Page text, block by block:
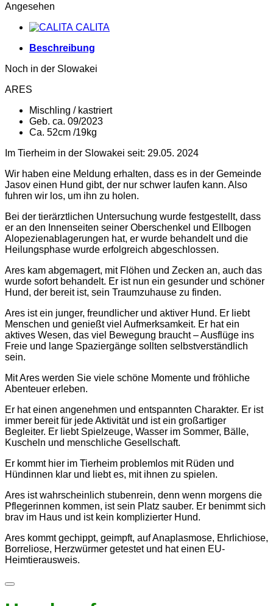
Angesehen
CALITA
Beschreibung
Noch in der Slowakei
ARES
Mischling / kastriert
Geb. ca. 09/2023
Ca. 52cm /19kg
Im Tierheim in der Slowakei seit: 29.05. 2024
Wir haben eine Meldung erhalten, dass es in der Gemeinde
Jasov einen Hund gibt, der nur schwer laufen kann. Also
fuhren wir los, um ihn zu holen.
Bei der tierärztlichen Untersuchung wurde festgestellt, dass
er an den Innenseiten seiner Oberschenkel und Ellbogen
Alopezienablagerungen hat, er wurde behandelt und die
Heilungsphase wurde erfolgreich abgeschlossen.
Ares kam abgemagert, mit Flöhen und Zecken an, auch das
wurde sofort behandelt. Er ist nun ein gesunder und schöner
Hund, der bereit ist, sein Traumzuhause zu finden.
Ares ist ein junger, freundlicher und aktiver Hund. Er liebt
Menschen und genießt viel Aufmerksamkeit. Er hat ein
aktives Wesen, das viel Bewegung braucht – Ausflüge ins
Freie und lange Spaziergänge sollten selbstverständlich
sein.
Mit Ares werden Sie viele schöne Momente und fröhliche
Abenteuer erleben.
Er hat einen angenehmen und entspannten Charakter. Er ist
immer bereit für jede Aktivität und ist ein großartiger
Begleiter. Er liebt Spielzeuge, Wasser im Sommer, Bälle,
Kuscheln und menschliche Gesellschaft.
Er kommt hier im Tierheim problemlos mit Rüden und
Hündinnen klar und liebt es, mit ihnen zu spielen.
Ares ist wahrscheinlich stubenrein, denn wenn morgens die
Pflegerinnen kommen, ist sein Platz sauber. Er benimmt sich
brav im Haus und ist kein komplizierter Hund.
Ares kommt gechippt, geimpft, auf Anaplasmose, Ehrlichiose,
Borreliose, Herzwürmer getestet und hat einen EU-
Heimtierausweis.